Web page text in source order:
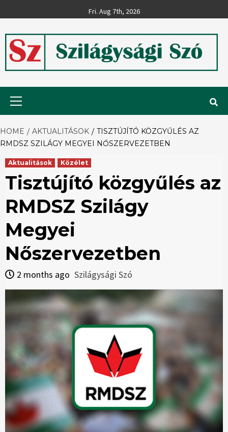
to
Fri. Aug 7th, 2026
Szilágysági
Szó
HOME AKTUALITÁSOK
TISZTÚJÍTÓ KÖZGYŰLÉS AZ
RMDSZ SZILÁGY MEGYEI NŐSZERVEZETBEN
Aktualitások Közélet
Tisztújító közgyűlés az
RMDSZ Szilágy
Megyei
Nőszervezetben
2 months ago Szilágysági Szó